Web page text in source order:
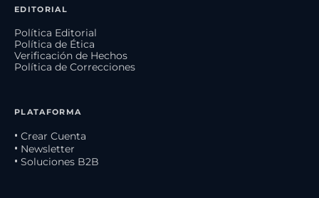
EDITORIAL
Política Editorial
Política de Ética
Verificación de Hechos
Política de Correcciones
PLATAFORMA
• Crear Cuenta
• Newsletter
• Soluciones B2B